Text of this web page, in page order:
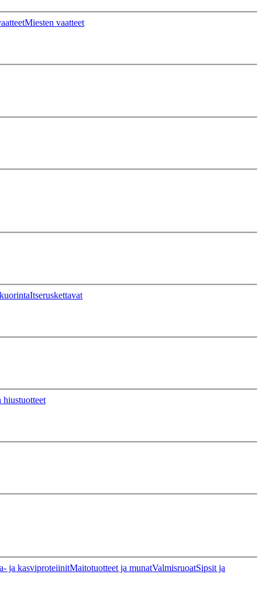
Miesten vaatteet
Itseruskettavat
hiustuotteet
ja kasviproteiinitMaitotuotteet ja munatValmisruoatSipsit ja